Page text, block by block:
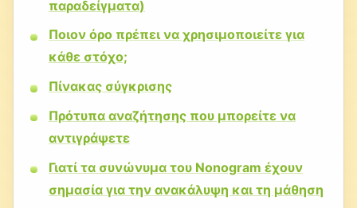
παραδείγματα)
Ποιον όρο πρέπει να χρησιμοποιείτε για
κάθε στόχο;
Πίνακας σύγκρισης
Πρότυπα αναζήτησης που μπορείτε να
αντιγράψετε
Γιατί τα συνώνυμα του Nonogram έχουν
σημασία για την ανακάλυψη και τη μάθηση